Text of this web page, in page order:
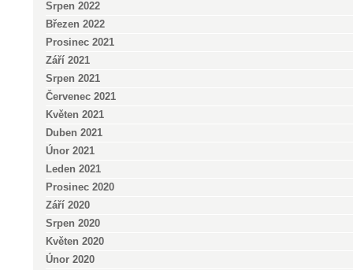
Srpen 2022
Březen 2022
Prosinec 2021
Září 2021
Srpen 2021
Červenec 2021
Květen 2021
Duben 2021
Únor 2021
Leden 2021
Prosinec 2020
Září 2020
Srpen 2020
Květen 2020
Únor 2020